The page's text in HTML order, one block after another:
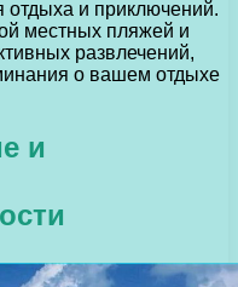
и приключений.
местных пляжей и
развлечений,
о вашем отдыхе
и